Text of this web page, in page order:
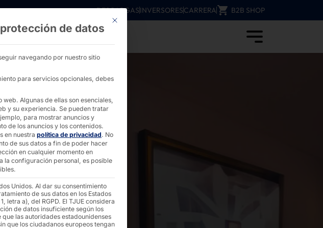
DESCARGASINVERSORESCARRERA B2B SHOP
- Pyramid Computer
Este botón cierra el cuadro de diálogo. Su función es idéntica a la del
de datos
navegando por nuestro sitio
para servicios opcionales, debes
Algunas de ellas son esenciales,
y su experiencia. Se pueden tratar
para mostrar anuncios y
de los anuncios y los contenidos.
en nuestra política de privacidad. No
de sus datos a fin de poder hacer
en cualquier momento en
la configuración personal, es posible
Unidos. Al dar su consentimiento
de sus datos en los Estados
a), del RGPD. El TJUE considera
de datos insuficiente según los
las autoridades estadounidenses
que los ciudadanos europeos tengan